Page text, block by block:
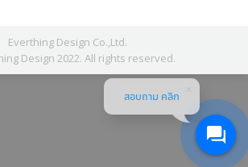
Everthing Design Co.,Ltd.
Design 2022. All rights reserved.
สอบถาม คลิก